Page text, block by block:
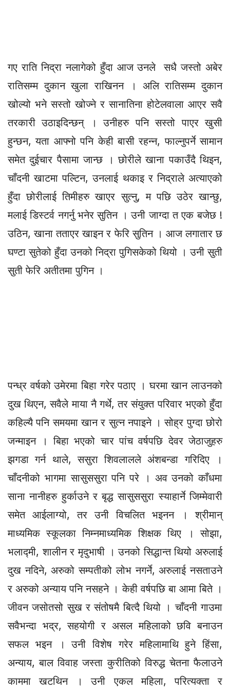
गए राति निद्रा नलागेको हुँदा आज उनले सधै जस्तो अबेर
रातिसम्म दुकान खुला राखिनन । अलि रातिसम्म दुकान
खोल्यो भने सस्तो खोज्ने र सानातिना होटेलवाला आएर सवै
तरकारी उठाइदिन्छन् । उनीहरु पनि सस्तो पाएर खुसी
हुन्छन, यता आफ्नो पनि केही बासी रहन्न, फाल्नुपर्ने सामान
समेत दुईचार पैसामा जान्छ । छोरीले खाना पकाउँदै थिइन,
चाँदनी खाटमा पल्टिन, उनलाई थकाइ र निद्राले अत्याएको
हुँदा छोरीलाई तिमीहरु खाएर सुत्नु, म पछि उठेर खान्छु,
मलाई डिस्टर्व नगर्नु भनेर सुतिन । उनी जाग्दा त एक बजेछ !
उठिन, खाना तताएर खाइन र फेरि सुतिन । आज लगातार छ
घण्टा सुतेको हुँदा उनको निद्रा पुगिसकेको थियो । उनी सुती
सुती फेरि अतीतमा पुगिन ।
पन्ध्र वर्षको उमेरमा बिहा गरेर पठाए । घरमा खान लाउनको
दुख थिएन, सवैले माया नै गर्थे, तर संयुक्त परिवार भएको हुँदा
कहिल्यै पनि समयमा खान र सुत्न नपाइने । सोह्र पुग्दा छोरो
जन्माइन । बिहा भएको चार पांच वर्षपछि देवर जेठाजुहरु
झगडा गर्न थाले, ससुरा शिवलालले अंशबन्डा गरिदिए ।
चाँदनीको भागमा सासुससुरा पनि परे । अव उनको काँधमा
साना नानीहरु हुर्काउने र बृद्ध सासुससुरा स्याहार्ने जिम्मेवारी
समेत आईलाग्यो, तर उनी विचलित भइनन । श्रीमान्
माध्यमिक स्कूलका निम्नमाध्यमिक शिक्षक थिए । सोझा,
भलाद्मी, शालीन र मृदुभाषी । उनको सिद्धान्त थियो अरुलाई
दुख नदिने, अरुको सम्पतीको लोभ नगर्ने, अरुलाई नसताउने
र अरुको अन्याय पनि नसहने । केही वर्षपछि बा आमा बिते ।
जीवन जसोतसो सुख र संतोषमै बित्दै थियो । चाँदनी गाउमा
सवैभन्दा भद्र, सहयोगी र असल महिलाको छवि बनाउन
सफल भइन । उनी विशेष गरेर महिलामाथि हुने हिंसा,
अन्याय, बाल विवाह जस्ता कुरीतिको विरुद्ध चेतना फैलाउने
काममा खटथिन । उनी एकल महिला, परित्यक्ता र